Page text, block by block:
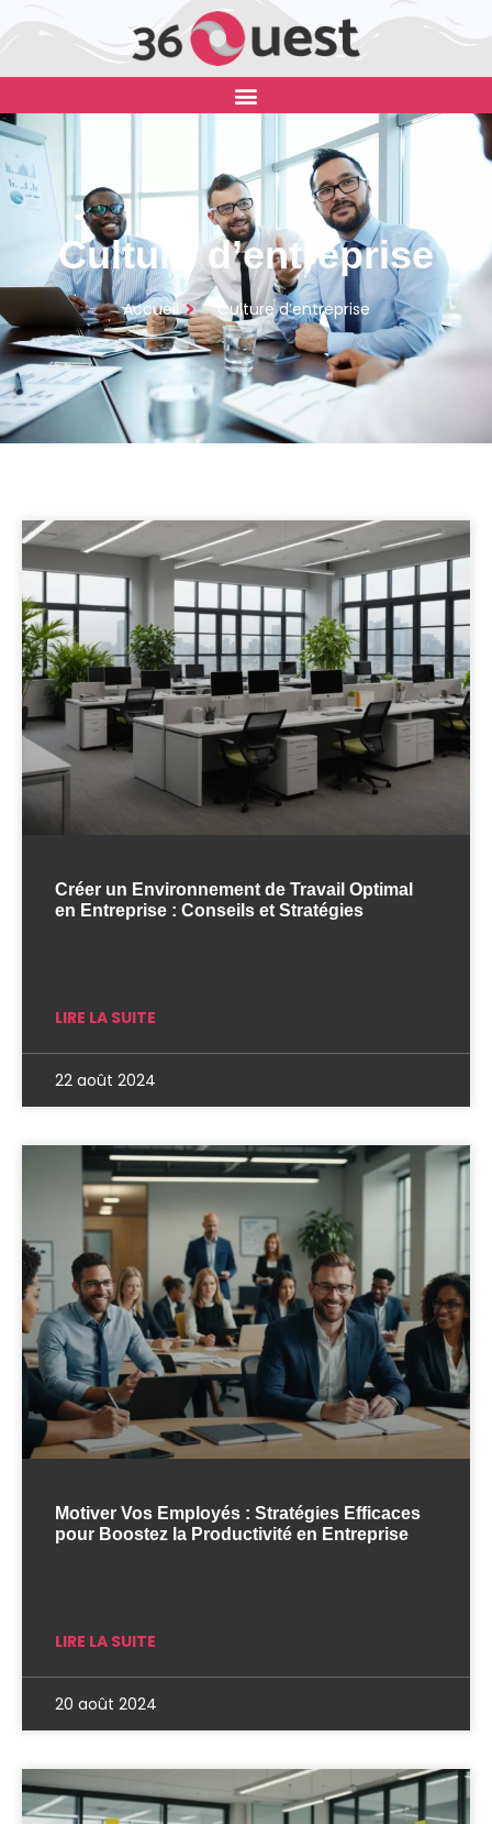
Culture d’entreprise
Accueil Culture d’entreprise
Créer un Environnement de Travail Optimal
en Entreprise : Conseils et Stratégies
LIRE LA SUITE
22 août 2024
Motiver Vos Employés : Stratégies Efficaces
pour Boostez la Productivité en Entreprise
LIRE LA SUITE
20 août 2024